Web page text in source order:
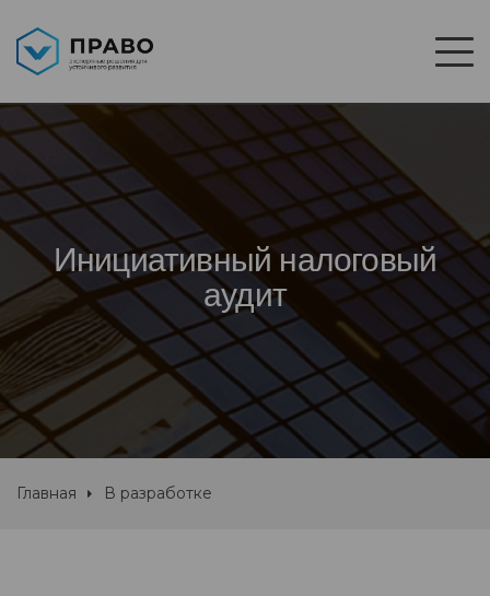
Инициативный налоговый
аудит
Главная В разработке